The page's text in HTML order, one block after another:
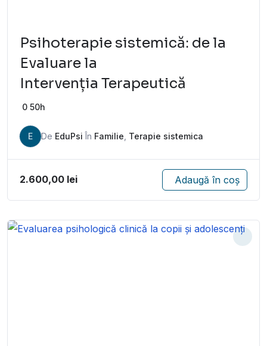
Psihoterapie sistemică: de la
Evaluare la
Intervenția Terapeutică
0 50h
E De EduPsi În Familie Terapie sistemica
2.600,00 lei Adaugă în coș